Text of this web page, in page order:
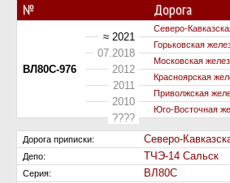
№ Дорога
ВЛ80С-976
≈ 2021
Северо-
07.2018
Горьковская
2012
Московская
2011
Красноярская
2010
Приволжская
????
Юго-Восточная
Дорога приписки: Северо-
Депо: ТЧЭ-14 Сальск
Серия: ВЛ80С